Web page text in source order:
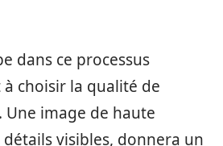
dans ce processus
choisir la qualité de
Une image de haute
visibles, donnera un